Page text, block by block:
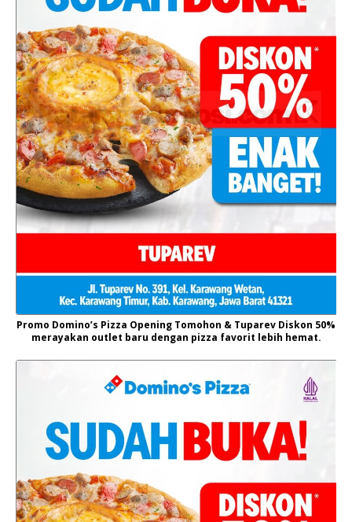
Promo Domino’s Pizza Opening Tomohon & Tuparev Diskon 50%
merayakan outlet baru dengan pizza favorit lebih hemat.